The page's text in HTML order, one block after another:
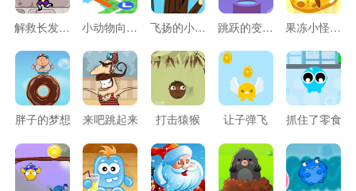
解救长发公主 小动物向前冲 飞扬的小笨鸟 跳跃的变色小怪 果冻小怪向上跳
胖子的梦想 来吧跳起来 打击猿猴 让子弹飞 抓住了零食